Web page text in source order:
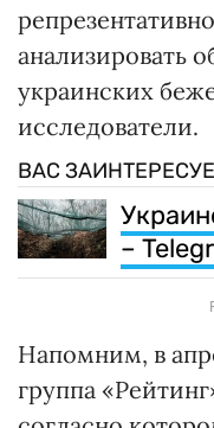
анализировать
украинских
исследователи.
ВАС
–
Напомним, в
группа